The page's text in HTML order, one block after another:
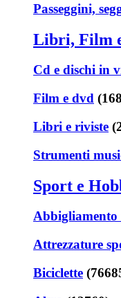
Passeggini,
Libri, Film
Cd e dischi in
Film e dvd
Libri e riviste
Strumenti
Sport e
Abbigliamento
Attrezzature
Biciclette